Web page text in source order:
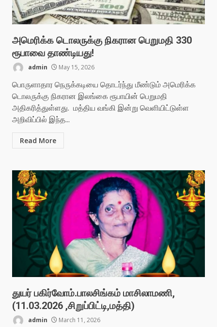
அமெரிக்க டொலருக்கு நிகரான பெறுமதி 330
ரூபாவை தாண்டியது!
admin May 15, 2026
பொருளாதார நெருக்கடியை தொடர்ந்து மீண்டும் அமெரிக்க
டொலருக்கு நிகரான இலங்கை ரூபாயின் பெறுமதி
அதிகரித்துள்ளது. மத்திய வங்கி இன்று வெளியிட்டுள்ள
அறிவிப்பில் இந்த...
Read More
துயர் பகிர்வோம்.பாலசிங்கம் மாசிலாமணி,
(11.03.2026 ,சிறுப்பிட்டி,மத்தி)
admin March 11, 2026